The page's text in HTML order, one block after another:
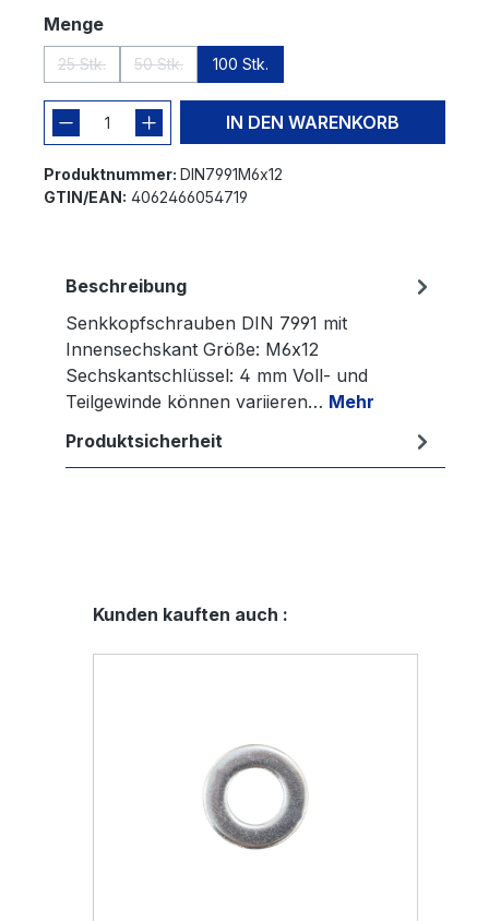
Mengeauswählen
25 Stk. 50 Stk. 100 Stk.
IN DEN WARENKORB
Produktnummer: DIN7991M6x12
GTIN/EAN: 4062466054719
Beschreibung
Senkkopfschrauben DIN 7991 mit
Innensechskant Größe: M6x12
Sechskantschlüssel: 4 mm Voll- und
Teilgewinde können variieren… Mehr
Produktsicherheit
Produktgalerie überspringen
Kunden kauften auch :